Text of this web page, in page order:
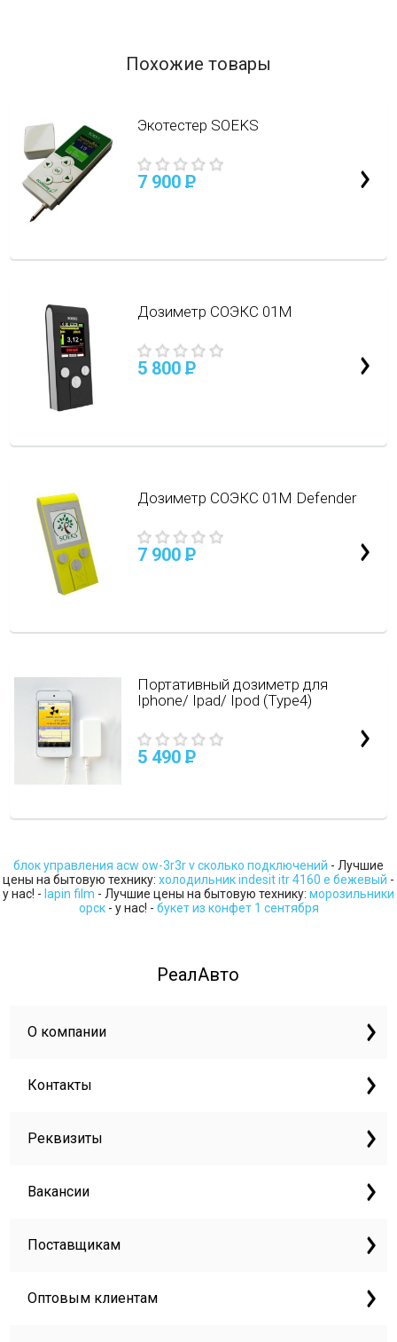
Похожие товары
Экотестер SOEKS
7 900 P
Дозиметр СОЭКС 01M
5 800 P
Дозиметр СОЭКС 01M Defender
7 900 P
Портативный дозиметр для
Iphone/ Ipad/ Ipod (Type4)
5 490 P
блок управления acw ow-3r3r v сколько подключений - Лучшие
цены на бытовую технику: холодильник indesit itr 4160 e бежевый -
у нас! - lapin film - Лучшие цены на бытовую технику: морозильники
орск- у нас! - букет из конфет 1 сентября
РеалАвто
О компании
Контакты
Реквизиты
Вакансии
Поставщикам
Оптовым клиентам